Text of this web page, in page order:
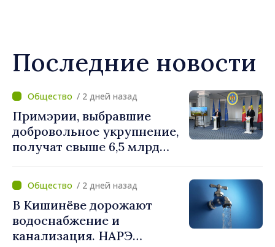
Последние новости
/ 2 дней назад
Примэрии, выбравшие
добровольное укрупнение,
получат свыше 6,5 млрд
«Правительство
предоставляет примэриям,
которые добровольно
объединяются,
беспрецедентный
/ 2 дней назад
В Кишинёве дорожают
водоснабжение и
канализация. НАРЭ